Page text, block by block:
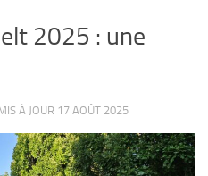
2025 : une
À JOUR 17 AOÛT 2025